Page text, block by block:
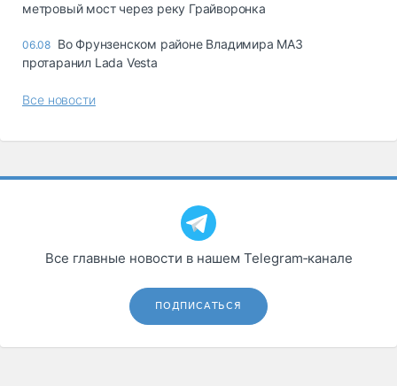
метровый мост через реку Грайворонка
06.08 Во Фрунзенском районе Владимира МАЗ
протаранил Lada Vesta
Все новости
Все главные новости в нашем Telegram‑канале
ПОДПИСАТЬСЯ